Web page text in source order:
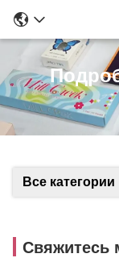
Все категории
Свяжитесь